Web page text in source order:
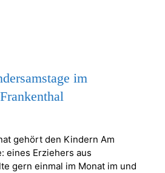
im
gehört den Kindern Am
eines Erziehers aus
gern einmal im Monat im und